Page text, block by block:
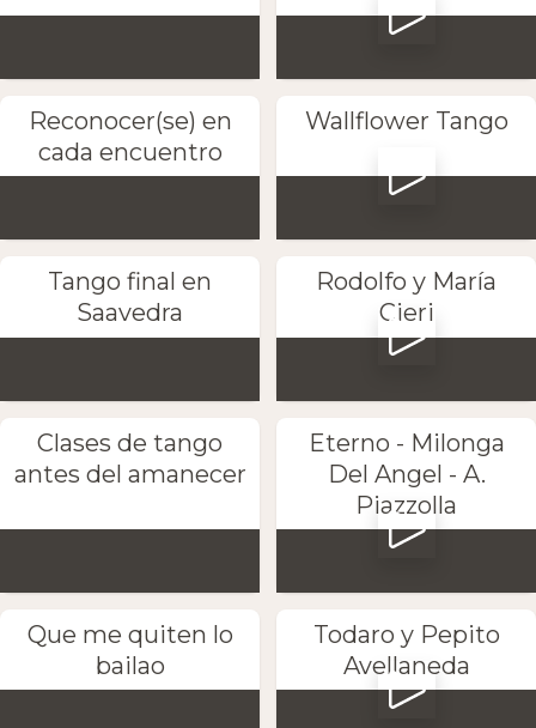
Reconocer(se) en
cada encuentro
Wallflower Tango
Tango final en
Saavedra
Rodolfo y María
Cieri
Clases de tango
antes del amanecer
Eterno - Milonga
Del Angel - A.
Piazzolla
Que me quiten lo
bailao
Todaro y Pepito
Avellaneda